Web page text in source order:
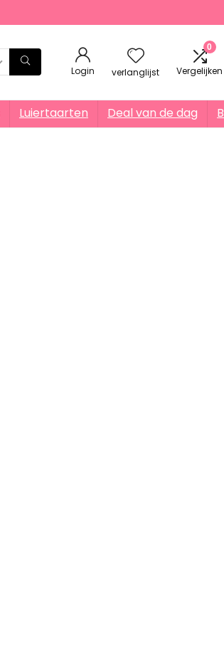
Login verlanglijst
0
Vergelijken
Luiertaarten Deal van de dag